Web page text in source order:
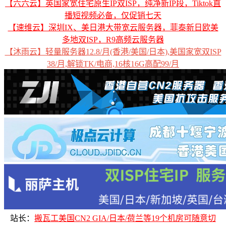
【六六云】英国家宽住宅原生IP双ISP，纯净新IP段，Tiktok直
播短视频必备，仅促销七天
【速维云】深圳IX、美日港大带宽云服务器，菲泰新日欧美
多地双ISP，R9高频云服务器
【沐雨云】轻量服务器12.8/月(香港/美国/日本),美国家宽双ISP
38/月,解锁TK/电商,16核16G高配99/月
站长： 搬瓦工美国CN2 GIA/日本/荷兰等19个机房可随意切